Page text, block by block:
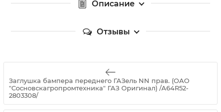
Описание
Отзывы
Заглушка бампера переднего ГАЗель NN прав. (ОАО
"Сосновскагропромтехника" ГАЗ Оригинал) /А64R52-
2803308/